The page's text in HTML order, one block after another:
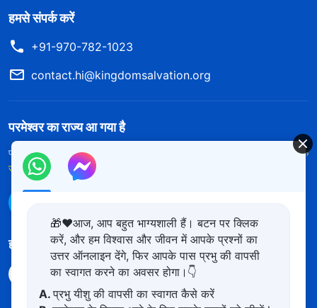
हमसे संपर्क करें
+91-970-782-1023
contact.hi@kingdomsalvation.org
परमेश्वर का राज्य आ गया है
परमेश्वर का राज्य पृथ्वी पर आ गया है! क्या आप इसमें प्रवेश करना चाहते हैं?
और अधिक
जानें
हमारा अनुसरण करें
🎁❤️आज, आप बहुत भाग्यशाली हैं। बटन पर क्लिक
करें, और हम विश्वास और जीवन में आपके प्रश्नों का
उत्तर ऑनलाइन देंगे, फिर आपके पास प्रभु की वापसी
का स्वागत करने का अवसर होगा।👇
A.प्रभु यीशु की वापसी का स्वागत कैसे करें